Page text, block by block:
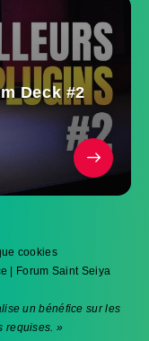
Deck #2
cookies
| Forum Saint Seiya
un bénéfice sur les
requises. »